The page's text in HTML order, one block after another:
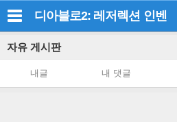
디아블로2: 레저렉션 인벤
자유 게시판
내글 내 댓글